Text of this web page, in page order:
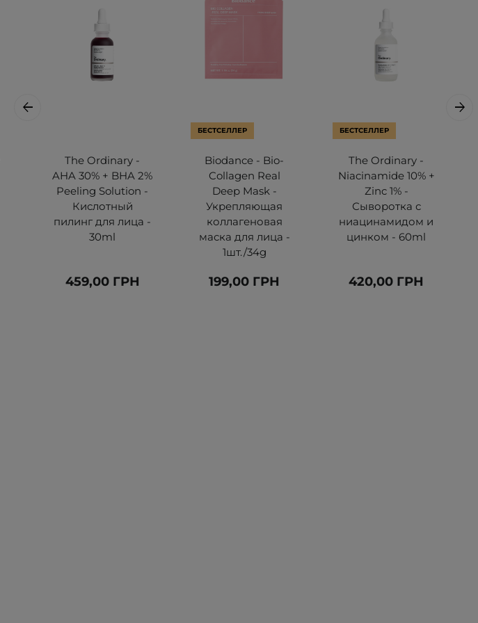
The Ordinary -
AHA 30% + BHA 2%
Peeling Solution -
Кислотный
пилинг для лица -
30ml
459,00 ГРН
БЕСТСЕЛЛЕР
Biodance - Bio-
Collagen Real
Deep Mask -
Укрепляющая
коллагеновая
маска для лица -
1шт./34g
199,00 ГРН
БЕСТСЕЛЛЕР
The Ordinary -
Niacinamide 10% +
Zinc 1% -
Сыворотка с
ниацинамидом и
цинком - 60ml
420,00 ГРН